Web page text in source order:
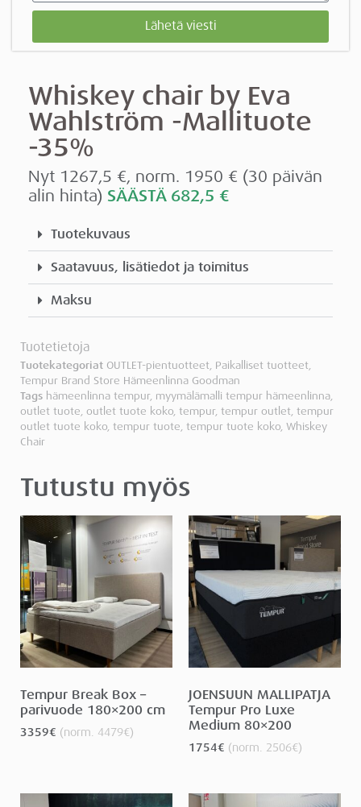
Lähetä viesti
Whiskey chair by Eva
Wahlström -Mallituote
-35%
Nyt 1267,5 €, norm. 1950 € (30 päivän
alin hinta) SÄÄSTÄ 682,5 €
Tuotekuvaus
Saatavuus, lisätiedot ja toimitus
Maksu
Tuotetietoja
Tuotekategoriat OUTLET-pientuotteet, Paikalliset tuotteet,
Tempur Brand Store Hämeenlinna Goodman
Tags hämeenlinna tempur, myymälämalli tempur hämeenlinna,
outlet tuote, outlet tuote koko, tempur, tempur outlet, tempur
outlet tuote koko, tempur tuote, tempur tuote koko, Whiskey
Chair
Tutustu myös
Tempur Break Box –
parivuode 180×200 cm
3359€ (norm. 4479€)
JOENSUUN MALLIPATJA
Tempur Pro Luxe
Medium 80×200
1754€ (norm. 2506€)